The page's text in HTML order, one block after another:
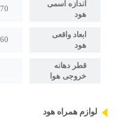
اندازه اسمی
هود
70 سانتیمتر
ابعاد واقعی
هود
60 سانتیمتر
قطر دهانه
خروجی هوا
لوازم همراه هود